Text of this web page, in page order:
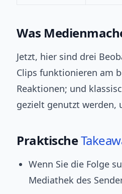
Was
Jetzt, hier sind drei
Clips funktionieren am
Reaktionen; und
gezielt genutzt werden,
Praktische
Wenn Sie die Folge
Mediathek des